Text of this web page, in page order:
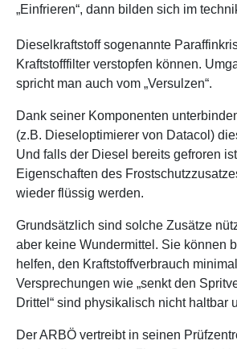
„Einfrieren“, dann bilden sich im
Dieselkraftstoff sogenannte
Kraftstofffilter verstopfen können.
spricht man auch vom „Versulzen“.
Dank seiner Komponenten
(z.B. Dieseloptimierer von Datacol)
Und falls der Diesel bereits gefroren
Eigenschaften des
wieder flüssig werden.
Grundsätzlich sind solche Zusätze
aber keine Wundermittel. Sie können
helfen, den Kraftstoffverbrauch
Versprechungen wie „senkt den
Drittel“ sind physikalisch nicht haltbar
Der ARBÖ vertreibt in seinen